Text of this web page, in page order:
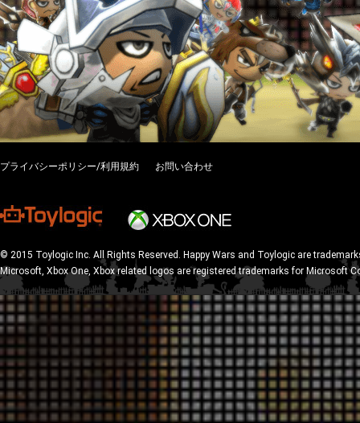
プライバシーポリシー/利用規約 お問い合わせ
© 2015 Toylogic Inc. All Rights Reserved. Happy Wars and Toylogic are
Microsoft, Xbox One, Xbox related logos are registered trademarks for Microsoft